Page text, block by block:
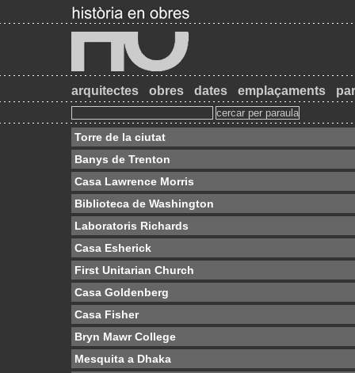
arquitectes obres dates emplaçaments
Torre de la ciutat
Banys de Trenton
Casa Lawrence Morris
Biblioteca de Washington
Laboratoris Richards
Casa Esherick
First Unitarian Church
Casa Goldenberg
Casa Fisher
Bryn Mawr College
Mesquita a Dhaka